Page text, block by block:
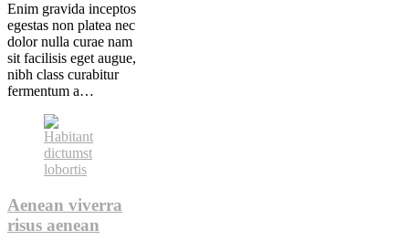
Enim gravida inceptos
egestas non platea nec
dolor nulla curae nam
sit facilisis eget augue,
nibh class curabitur
fermentum a…
Aenean viverra
risus aenean